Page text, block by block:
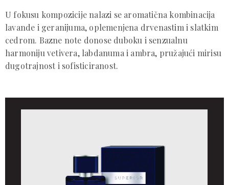
U fokusu kompozicije nalazi se aromatična kombinacija
lavande i geranijuma, oplemenjena drvenastim i slatkim
cedrom. Bazne note donose duboku i senzualnu
harmoniju vetivera, labdanuma i ambra, pružajući mirisu
dugotrajnost i sofisticiranost.